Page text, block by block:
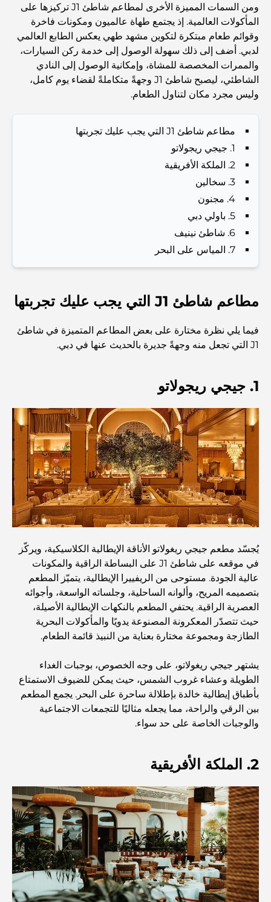
أفضل الهدايا الفاخرة للرجال: أفكار هدايا مميزة وخالدة
Best Hotels in Business Bay, Dubai: Your Ultimate
Guide
Dubai Vision 2040 - Green Living, Scenic Routes
and a Smarter Metro Network
أفضل المقاهي في دبي بإطلالة خلابة: مزيج مثالي من المذاق
الرائع والمناظر الطبيعية الساحرة
مطاعم بإطلالة على برج العرب: تجربة طعام استثنائية في دبي
المدينة
الدليل الأمثل لمطاعم الطعام الفاخر في نخلة جميرا
اكتشف أفضل وجبة إفطار في منطقة الخليج التجاري، دبي
المستشفيات الحكومية في دبي: رعاية صحية شاملة للجميع
أغلى سيارة لامبورغيني على الإطلاق: قائمة هواة الجمع
أغلى مدارس جيمس في دبي: دليل شامل للآباء
أفضل المدارس القريبة من داماك هيلز 2: دليل للعائلات
أفضل المطاعم الهندية في دبي: رحلة طهي
اكتشف ممشى نخلة جميرا: جولة بين الفخامة والإطلالات الخلابة
أفضل المناطق للسكن في دبي مع العائلة: اكتشف أفضل
الخيارات
فنادق الخمس نجوم في دبي: فخامة لا مثيل لها لكل مسافر
أشياء يمكنك القيام بها في وسط مدينة دبي: دليلك الشامل
أفضل أماكن الإفطار في دبي: أفضل 7 أماكن لا تُضاهى لتجربة
إفطار رمضاني لا يُنسى
ومن السمات المميزة الأخرى لمطاعم شاطئ J1 تركيزها على
المأكولات العالمية. إذ يجتمع طهاة عالميون ومكونات فاخرة
وقوائم طعام مبتكرة لتكوين مشهد طهي يعكس الطابع العالمي
لدبي. أضف إلى ذلك سهولة الوصول إلى خدمة ركن السيارات،
والممرات المخصصة للمشاة، وإمكانية الوصول إلى النادي
الشاطئي، ليصبح شاطئ J1 وجهةً متكاملةً لقضاء يوم كامل،
وليس مجرد مكان لتناول الطعام.
مطاعم شاطئ J1 التي يجب عليك تجربتها
1. جيجي ريجولاتو
2. الملكة الأفريقية
3. سخالين
4. مجنون
5. باولي دبي
6. شاطئ نينيف
7. المياس على البحر
مطاعم شاطئ J1 التي يجب عليك تجربتها
فيما يلي نظرة مختارة على بعض المطاعم المتميزة في شاطئ
J1 التي تجعل منه وجهةً جديرة بالحديث عنها في دبي.
1. جيجي ريجولاتو
يُجسّد مطعم جيجي ريغولاتو الأناقة الإيطالية الكلاسيكية، ويركّز
في موقعه على شاطئ J1 على البساطة الراقية والمكونات
عالية الجودة. مستوحى من الريفييرا الإيطالية، يتميّز المطعم
بتصميمه المريح، وألوانه الساحلية، وجلساته الواسعة، وأجوائه
العصرية الراقية. يحتفي المطعم بالنكهات الإيطالية الأصيلة،
حيث تتصدّر المعكرونة المصنوعة يدويًا والمأكولات البحرية
الطازجة ومجموعة مختارة بعناية من النبيذ قائمة الطعام.
يشتهر جيجي ريغولاتو، على وجه الخصوص، بوجبات الغداء
الطويلة وعشاء غروب الشمس، حيث يمكن للضيوف الاستمتاع
بأطباق إيطالية خالدة بإطلالة ساحرة على البحر. يجمع المطعم
بين الرقي والراحة، مما يجعله مثاليًا للتجمعات الاجتماعية
والوجبات الخاصة على حد سواء.
2. الملكة الأفريقية